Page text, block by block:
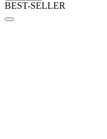
BEST-SELLER